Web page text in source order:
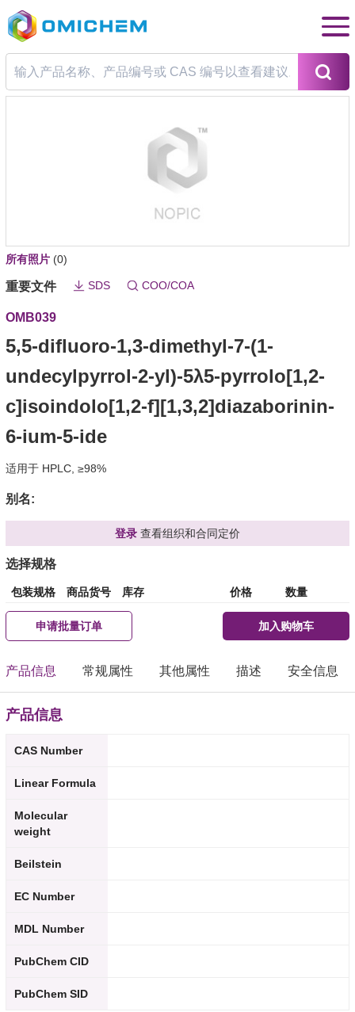
所有照片 (0)
重要文件 SDS COO/COA
OMB039
5,5-difluoro-1,3-dimethyl-7-(1-
undecylpyrrol-2-yl)-5λ5-pyrrolo[1,2-
c]isoindolo[1,2-f][1,3,2]diazaborinin-
6-ium-5-ide
适用于 HPLC, ≥98%
别名:
登录 查看组织和合同定价
选择规格
包装规格 商品货号 库存 价格 数量
申请批量订单 加入购物车
产品信息 常规属性 其他属性 描述 安全信息
产品信息
CAS Number
Linear Formula
Molecular
weight
Beilstein
EC Number
MDL Number
PubChem CID
PubChem SID